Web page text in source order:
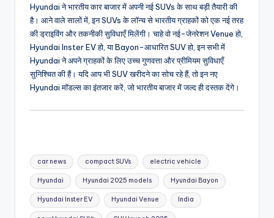
Hyundai ने भारतीय कार बाजार में अपनी नई SUVs के साथ बड़ी तैयारी की
है। आने वाले सालों में, इन SUVs के लॉन्च से भारतीय ग्राहकों को एक नई तरह
की ड्राइविंग और तकनीकी सुविधाएँ मिलेंगी। चाहे वो नई-जेनरेशन Venue हो,
Hyundai Inster EV हो, या Bayon-आधारित SUV हो, इन सभी में
Hyundai ने अपने ग्राहकों के लिए उच्च गुणवत्ता और प्रीमियम सुविधाएँ
सुनिश्चित की हैं। यदि आप भी SUV खरीदने का सोच रहे हैं, तो इन नए
Hyundai मॉडल्स का इंतजार करें, जो भारतीय बाजार में जल्द ही दस्तक देंगे।
Tags:
car news compact SUVs electric vehicle
Hyundai Hyundai 2025 models Hyundai Bayon
Hyundai Inster EV Hyundai Venue India